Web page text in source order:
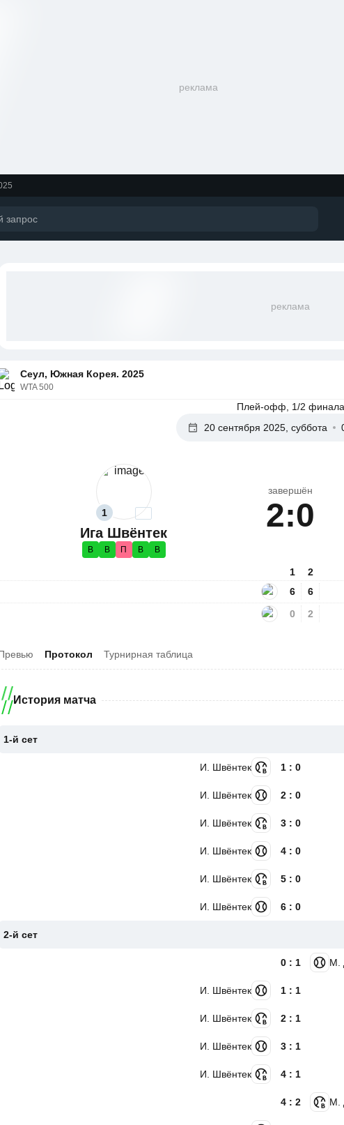
реклама
реклама
Сеул, Южная Корея. 2025
WTA 500
Плей-офф, 1/2 финала
20 сентября 2025, суббота
1
Ига Швёнтек
В В П В В
завершён
2:0
1
6
0
2
6
2
Протокол Турнирная таблица
История матча
1-й сет
И. Швёнтек 1 : 0
И. Швёнтек 2 : 0
И. Швёнтек 3 : 0
И. Швёнтек 4 : 0
И. Швёнтек 5 : 0
И. Швёнтек 6 : 0
2-й сет
М.
0 : 1
И. Швёнтек 1 : 1
И. Швёнтек 2 : 1
И. Швёнтек 3 : 1
И. Швёнтек 4 : 1
М.
4 : 2